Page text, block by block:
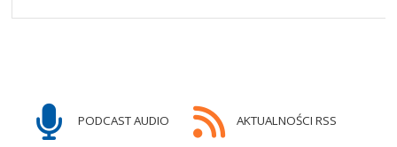
PODCAST AUDIO AKTUALNOŚCI RSS